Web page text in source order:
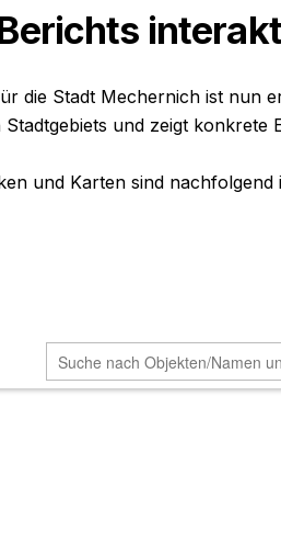
die Stadt Mechernich ist nun
und zeigt
und Karten sind